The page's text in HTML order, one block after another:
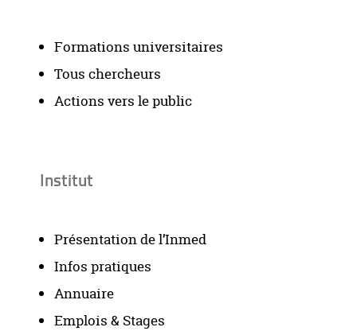
Formations universitaires
Tous chercheurs
Actions vers le public
Institut
Présentation de l’Inmed
Infos pratiques
Annuaire
Emplois & Stages